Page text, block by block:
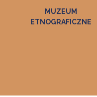
MUZEUM DWÓR W
DOŁĘDZE